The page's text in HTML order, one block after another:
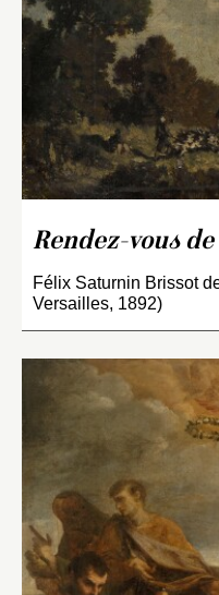
Rendez-vous
Félix Saturnin Brissot
Versailles, 1892)